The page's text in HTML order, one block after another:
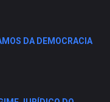
DA DEMOCRACIA